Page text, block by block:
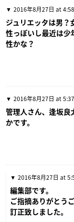
2016年8月27日 at
ジュリエッタは男
性っぽいし最近は少
性かな？
2016年8月27日 at
管理人さん、逢坂良
かです。
2016年8月27日 at
編集部です。
ご指摘ありがとう
訂正致しました。